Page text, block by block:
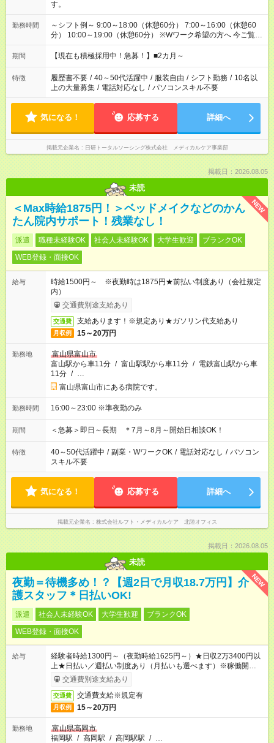
す。
勤務時間
～シフト例～ 9:00～18:00（休憩60分） 7:00～16:00（休憩60
分） 10:00～19:00（休憩60分） ※Wワーク希望の方へ 今ご覧の
お仕事で希望する勤務時間と、もう1つのお仕事の勤務時間の合
計が 週40時間を超えなければOKです。
期間 【現在も積極採用中！急募！】■2カ月～
特徴 履歴書不要 / 40～50代活躍中 / 服装自由 / シフト勤務 / 10名以
上の大量募集 / 電話対応なし / パソコンスキル不要
気になる！ 応募する 詳細へ
掲載元企業名 日研トータルソーシング株式会社 メディカルケア事業部
掲載日：2026.08.05
未読
NEW
＜Max時給1875円！＞ベッドメイクなどのかん
たん院内サポート！残業なし！
派遣 職種未経験OK 社会人未経験OK 大学生歓迎
ブランクOK
WEB登録・面接OK
給与
時給1500円～ ※夜勤時は1875円★前払い制度あり（会社規定
内）
交通費別途支給あり
交通費 支給あります！※規定あり★ガソリン代支給あり
月収例 15～20万円
勤務地
富山県富山市
富山駅から車11分 / 富山駅駅から車11分 / 電鉄富山駅から車
11分 / …
富山県富山市にある病院です。
勤務時間 16:00～23:00 ※準夜勤のみ
期間 ＜急募＞即日～長期 ＊7月～8月～開始日相談OK！
特徴 40～50代活躍中 / 副業・WワークOK / 電話対応なし / パソコン
スキル不要
気になる！ 応募する 詳細へ
掲載元企業名 株式会社ルフト・メディカルケア 北陸オフィス
掲載日：2026.08.05
未読
NEW
夜勤＝待機多め！？【週2日で月収18.7万円】介
護スタッフ＊日払いOK!
派遣 社会人未経験OK 大学生歓迎
ブランクOK
WEB登録・面接OK
給与
経験者時給1300円～（夜勤時給1625円～）★日収2万3400円以
上★日払い／週払い制度あり（月払いも選べます）※稼働開始時
は手続き完了次第のお支払いとなります。
交通費別途支給あり
交通費 交通費支給※規定有
月収例 15～20万円
勤務地
富山県高岡市
福岡駅 / 高岡駅 / 高岡駅駅 / …